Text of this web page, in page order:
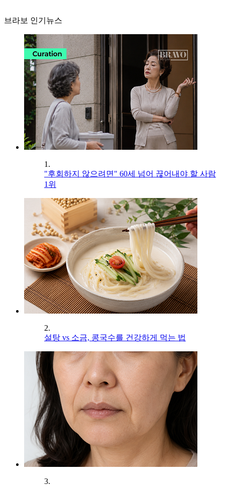
브라보 인기뉴스
1.
"후회하지 않으려면" 60세 넘어 끊어내야 할 사람
1위
2.
설탕 vs 소금, 콩국수를 건강하게 먹는 법
3.